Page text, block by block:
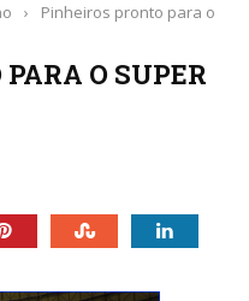
›
Pinheiros pronto para o
O SUPER